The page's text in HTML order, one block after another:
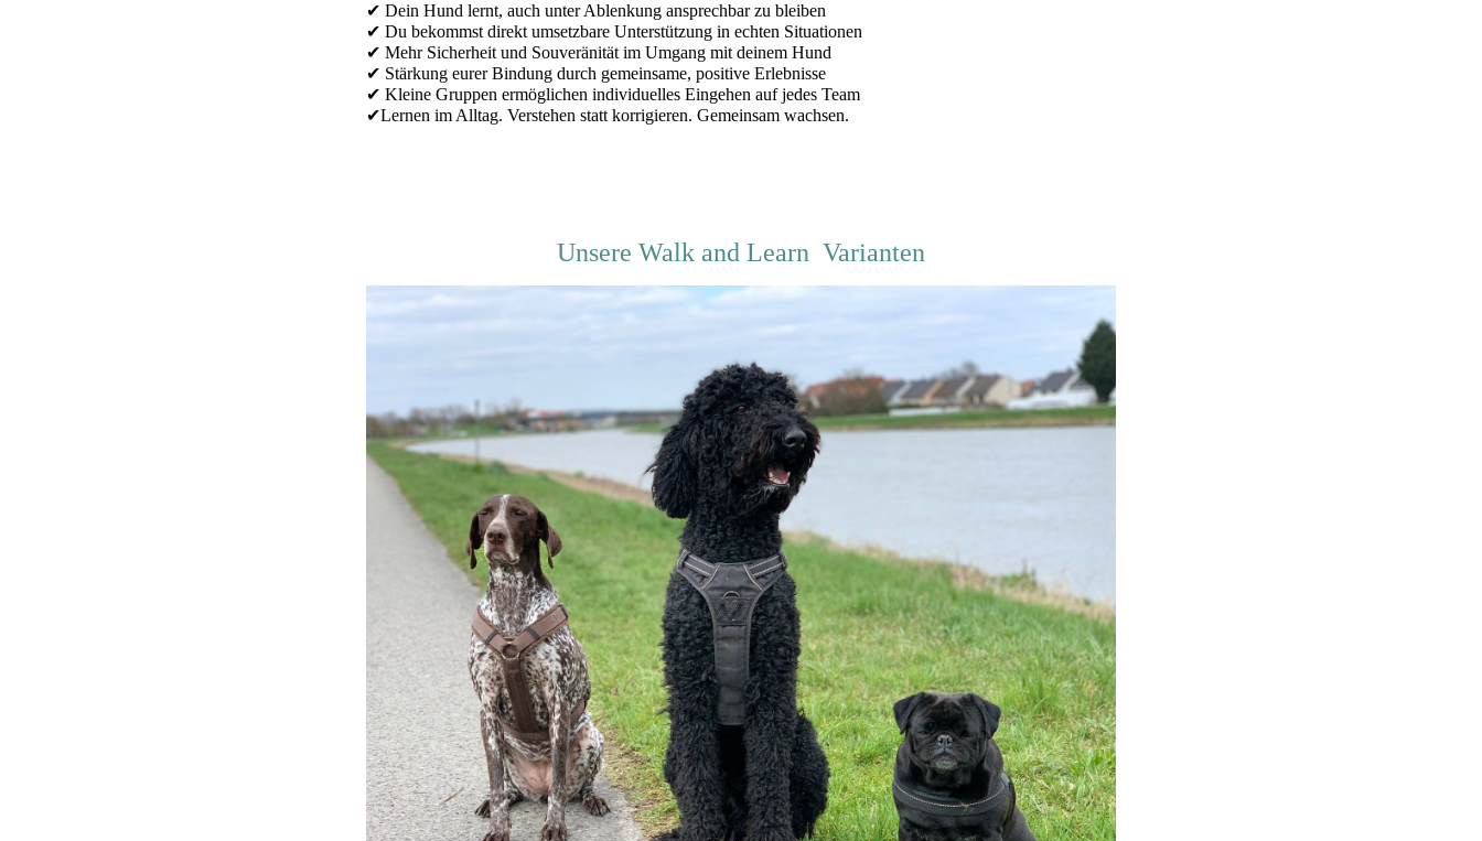
✔ Dein Hund lernt, auch unter Ablenkung ansprechbar zu bleiben
✔ Du bekommst direkt umsetzbare Unterstützung in echten Situationen
✔ Mehr Sicherheit und Souveränität im Umgang mit deinem Hund
✔ Stärkung eurer Bindung durch gemeinsame, positive Erlebnisse
✔ Kleine Gruppen ermöglichen individuelles Eingehen auf jedes Team
✔Lernen im Alltag. Verstehen statt korrigieren. Gemeinsam wachsen.
Unsere Walk and Learn Varianten